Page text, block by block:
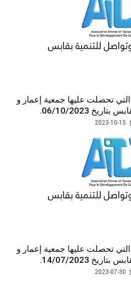
التي تحصلت عليها جمعية إعمار و
06/10/2023.
التي تحصلت عليها جمعية إعمار و
14/07/2023.